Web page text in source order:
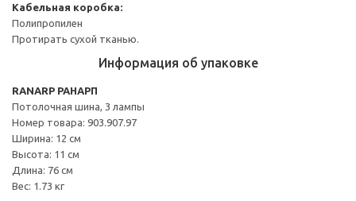
Кабельная коробка:
Полипропилен
Протирать сухой тканью.
Информация об упаковке
RANARP РАНАРП
Потолочная шина, 3 лампы
Номер товара: 903.907.97
Ширина: 12 см
Высота: 11 см
Длина: 76 см
Вес: 1.73 кг